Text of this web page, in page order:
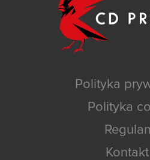
Polityka
Polityka
Kontakt